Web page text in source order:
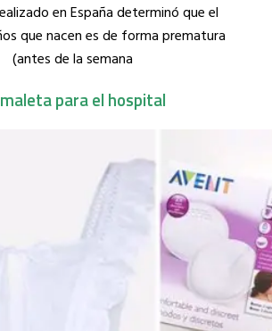
en España determinó que el
que nacen es de forma prematura
(antes de la semana
para el hospital